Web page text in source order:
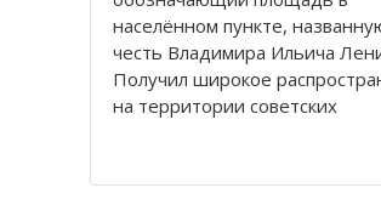
населённом пункте,
честь Владимира Ильича
Получил широкое
на территории советских
годы правления